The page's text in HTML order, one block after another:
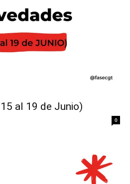
al 19 de Junio)
0